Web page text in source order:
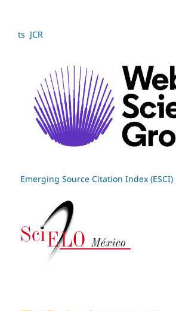
ts JCR
Emerging Source Citation Index (ESCI)